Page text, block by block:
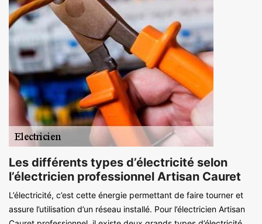
Les différents types d’électricité selon
l’électricien professionnel Artisan Cauret
L’électricité, c’est cette énergie permettant de faire tourner et
assure l’utilisation d’un réseau installé. Pour l’électricien Artisan